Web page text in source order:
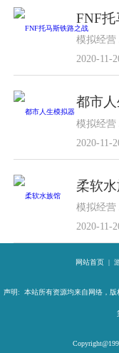
FNF
模拟经营
2020-11-
都市
模拟经营
2020-11-
柔软
模拟经营
2020-11-
网站首页 |
声明: 本站所有资源均来自网络，版